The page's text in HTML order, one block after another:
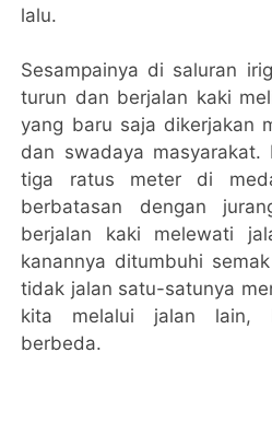
lalu.
Sesampainya di saluran
turun dan berjalan kaki
yang baru saja dikerjakan
dan swadaya masyarakat.
tiga ratus meter di
berbatasan dengan
berjalan kaki melewati
kanannya ditumbuhi
tidak jalan satu-satunya
kita melalui jalan lain,
berbeda.